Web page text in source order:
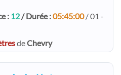
: 12/ Durée :05:45:00/ 01 -
deChevry